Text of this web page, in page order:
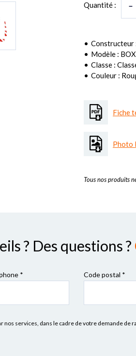
Quantité :
Constructeur
Modèle :
Classe :
Couleur :
Fiche
Photo
Tous nos produits
? Des questions ?
* Code postal *
services, dans le cadre de votre demande